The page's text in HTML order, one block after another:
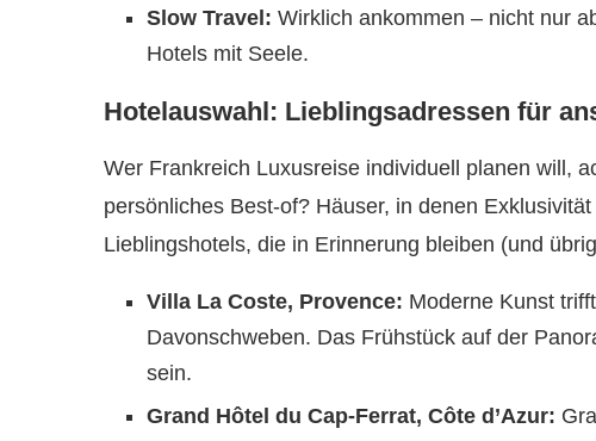
Slow Travel: Wirklich ankommen – nicht nur
Hotels mit Seele.
Hotelauswahl: Lieblingsadressen für
Wer Frankreich Luxusreise individuell planen will,
persönliches Best-of? Häuser, in denen
Lieblingshotels, die in Erinnerung bleiben (und
Villa La Coste, Provence: Moderne Kunst
Davonschweben. Das Frühstück auf der
sein.
Grand Hôtel du Cap-Ferrat, Côte d’Azur: